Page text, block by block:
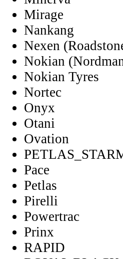
Mirage
Nankang
Nexen
Nokian
Nokian Tyres
Nortec
Onyx
Otani
Ovation
Pace
Petlas
Pirelli
Powertrac
Prinx
RAPID